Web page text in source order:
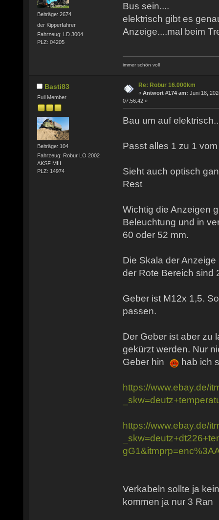
Beiträge: 2674
der Kipperfahrer
Fahrzeug: LD 3004
PLZ: 04205
Bus sein....
elektrisch gibt es
Anzeige....mal beim
immer schön voll
Basti83
Full Member
Beiträge: 104
Fahrzeug: Robur LO 2002
AKSF MIII
PLZ: 14974
Re: Robur 16.000km
« Antwort #174 am: Juni 18,
07:56:42 »
Bau um auf
Passt alles 1 zu 1
Sieht auch optisch
Rest
Wichtig die Anzeigen
Beleuchtung und in
60 oder 52 mm.
Die Skala der
der Rote Bereich sind
Geber ist M12x 1,5.
passen.
Der Geber ist aber zu
gekürzt werden. Nur
Geber hin
hab ich
https://www.ebay.de/
https://www.ebay.de/
Verkabeln sollte ja
kommen ja nur 3 Ran